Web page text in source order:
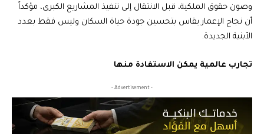
وصون حقوق الملكية، قبل الانتقال إلى تنفيذ المشاريع الكبرى، مؤكداً
أن نجاح الإعمار يقاس بتحسين جودة حياة السكان وليس فقط بعدد
الأبنية الجديدة.
تجارب عالمية يمكن الاستفادة منها
- Advertisement -